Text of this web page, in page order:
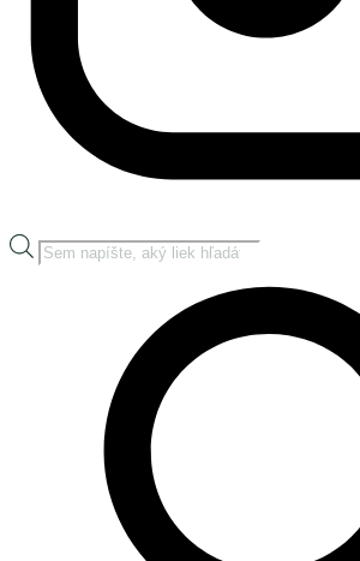
Products
search